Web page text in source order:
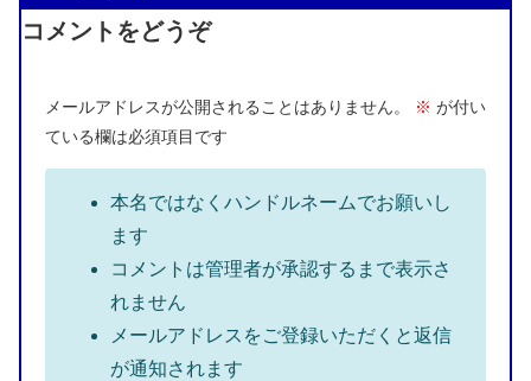
コメントをどうぞ
メールアドレスが公開されることはありません。 ※ が付い
ている欄は必須項目です
本名ではなくハンドルネームでお願いし
ます
コメントは管理者が承認するまで表示さ
れません
メールアドレスをご登録いただくと返信
が通知されます